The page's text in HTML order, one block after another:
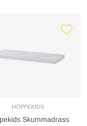
HOPPEKIDS
Skummadrass